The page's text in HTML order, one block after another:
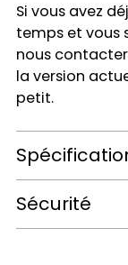
Si vous avez
temps et vous
nous
la version
petit.
Sécurité